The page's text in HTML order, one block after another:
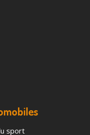
sport